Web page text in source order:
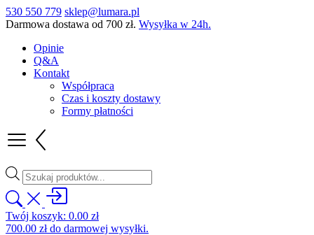
530 550 779 sklep@lumara.pl
Darmowa dostawa od 700 zł. Wysyłka w 24h.
Opinie
Q&A
Kontakt
Współpraca
Czas i koszty dostawy
Formy płatności
Wyszukiwarka
produktów
Twój koszyk: 0.00 zł
700.00 złdo darmowej wysyłki.